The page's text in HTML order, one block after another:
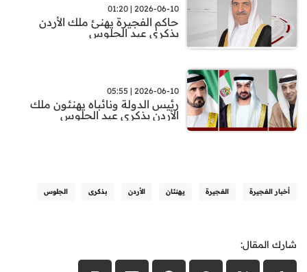
2026-06-10 | 01:20
حاكم الفجيرة يهنئ ملك الأردن
بذكرى عيد الجلوس
2026-06-10 | 05:55
رئيس الدولة ونائباه يهنئون ملك
الأردن بذكرى عيد الجلوس
أخبار الفجيرة الفجيرة يهنئان الأردن بذكرى الجلوس
شارك المقال: